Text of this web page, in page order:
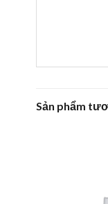
Sản phẩm